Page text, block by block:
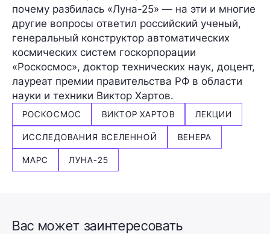
почему разбилась «Луна-25» — на эти и многие
другие вопросы ответил российский ученый,
генеральный конструктор автоматических
космических систем госкорпорации
«Роскосмос», доктор технических наук, доцент,
лауреат премии правительства РФ в области
науки и техники Виктор Хартов.
РОСКОСМОС ВИКТОР ХАРТОВ ЛЕКЦИИ
ИССЛЕДОВАНИЯ ВСЕЛЕННОЙ ВЕНЕРА
МАРС ЛУНА-25
Вас может заинтересовать